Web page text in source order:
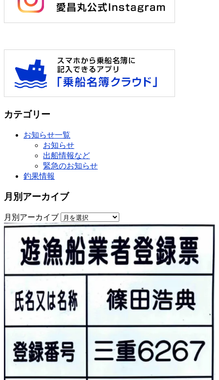
カテゴリー
お知らせ一覧
お知らせ
出船情報など
緊急のお知らせ
釣果情報
月別アーカイブ
月別アーカイブ